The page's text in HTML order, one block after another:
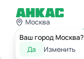
Москва
Ваш город Москва?
Да
Изменить
Каталог